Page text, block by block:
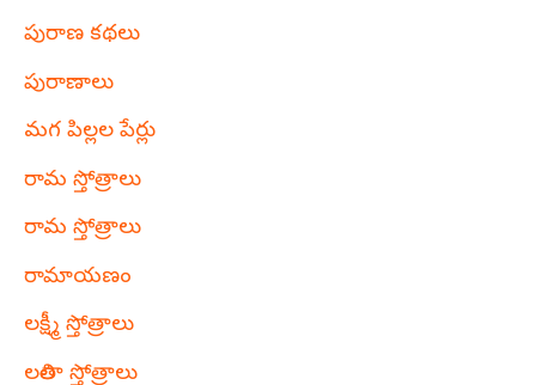
పురాణ కథలు
పురాణాలు
మగ పిల్లల పేర్లు
రామ స్తోత్రాలు
రామ స్తోత్రాలు
రామాయణం
లక్ష్మీ స్తోత్రాలు
లలితా స్తోత్రాలు